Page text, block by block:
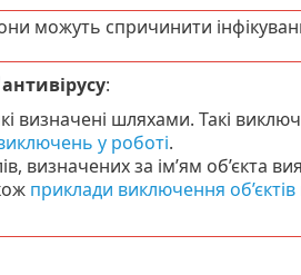
можуть спричинити
антивірусу:
визначені шляхами. Такі
у роботі.
визначених за ім’ям об’єкта
приклади виключення об’єктів